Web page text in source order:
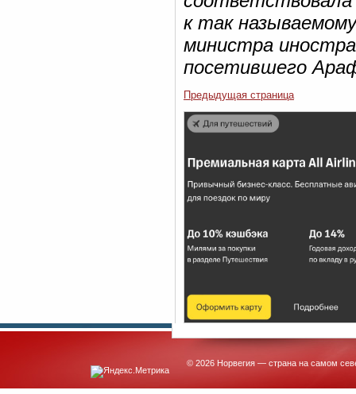
к так
министра
посетившего
Предыдущая страница
© 2026 Норвегия — страна на самом